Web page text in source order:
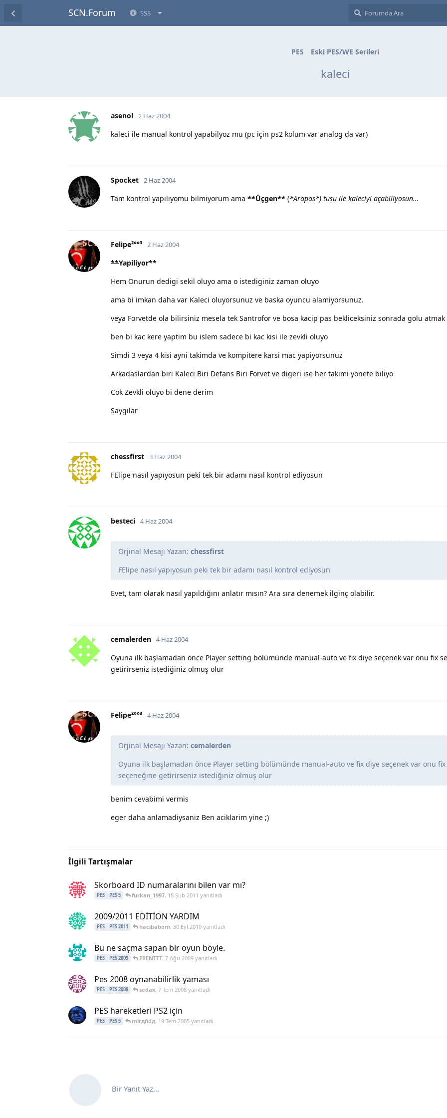
SCN.Forum SSS
PES Eski PES/WE Serileri
kaleci
asenol 2 Haz 2004
kaleci ile manual kontrol yapabilyoz mu (pc için ps2 kolum var analog da var)
Spocket 2 Haz 2004
Tam kontrol yapılıyomu bilmiyorum ama **Üçgen** (*Arapas*) tuşu ile kaleciyi açabiliyosun...
Felipe²°°³ 2 Haz 2004
**Yapiliyor**
Hem Onurun dedigi sekil oluyo ama o istediginiz zaman oluyo
ama bi imkan daha var Kaleci oluyorsunuz ve baska oyuncu alamiyorsunuz.
veya Forvetde ola bilirsiniz mesela tek Santrofor ve bosa kacip pas bekliceksiniz sonrada golu atmak
ben bi kac kere yaptim bu islem sadece bi kac kisi ile zevkli oluyo
Simdi 3 veya 4 kisi ayni takimda ve kompitere karsi mac yapiyorsunuz
Arkadaslardan biri Kaleci Biri Defans Biri Forvet ve digeri ise her takimi yönete biliyo
Cok Zevkli oluyo bi dene derim
Saygilar
chessfirst 3 Haz 2004
FElipe nasıl yapıyosun peki tek bir adamı nasıl kontrol ediyosun
besteci 4 Haz 2004
Orjinal Mesajı Yazan: chessfirst
FElipe nasıl yapıyosun peki tek bir adamı nasıl kontrol ediyosun
Evet, tam olarak nasıl yapıldığını anlatır mısın? Ara sıra denemek ilginç olabilir.
cemalerden 4 Haz 2004
Oyuna ilk başlamadan önce Player setting bölümünde manual-auto ve fix diye seçenek var onu fix
getirirseniz istediğiniz olmuş olur
Felipe²°°³ 4 Haz 2004
Orjinal Mesajı Yazan: cemalerden
Oyuna ilk başlamadan önce Player setting bölümünde manual-auto ve fix diye seçenek var onu fix
seçeneğine getirirseniz istediğiniz olmuş olur
benim cevabimi vermis
eger daha anlamadiysaniz Ben aciklarim yine ;)
İlgili Tartışmalar
Skorboard ID numaralarını bilen var mı?
PES PES 5 furkan_1997, 15 Şub 2011 yanıtladı
2009/2011 EDİTİON YARDIM
PES PES 2011 hacibabom, 30 Eyl 2010yanıtladı
Bu ne saçma sapan bir oyun böyle.
PES PES 2009 ERENTTT, 7 Ağu 2009yanıtladı
Pes 2008 oynanabilirlik yaması
PES PES 2008 sedax, 7 Tem 2008yanıtladı
PES hareketleri PS2 için
PES PES 5 mirдňdд, 19 Tem 2005yanıtladı
Bir Yanıt Yaz...